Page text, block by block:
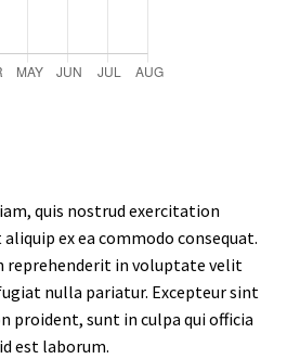
quis nostrud exercitation
ex ea commodo consequat.
reprehenderit in voluptate velit
nulla pariatur. Excepteur sint
proident, sunt in culpa qui officia
est laborum.